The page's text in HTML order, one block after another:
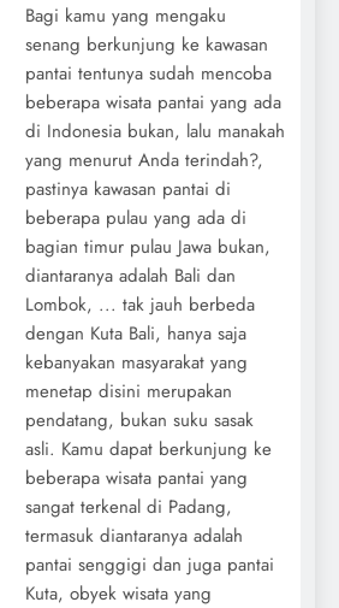
Bagi kamu yang mengaku
senang berkunjung ke kawasan
pantai tentunya sudah mencoba
beberapa wisata pantai yang ada
di Indonesia bukan, lalu manakah
yang menurut Anda terindah?,
pastinya kawasan pantai di
beberapa pulau yang ada di
bagian timur pulau Jawa bukan,
diantaranya adalah Bali dan
Lombok, ... tak jauh berbeda
dengan Kuta Bali, hanya saja
kebanyakan masyarakat yang
menetap disini merupakan
pendatang, bukan suku sasak
asli. Kamu dapat berkunjung ke
beberapa wisata pantai yang
sangat terkenal di Padang,
termasuk diantaranya adalah
pantai senggigi dan juga pantai
Kuta, obyek wisata yang